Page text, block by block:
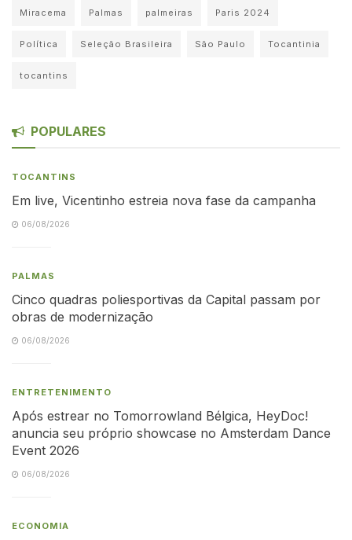
Miracema Palmas palmeiras Paris 2024
Política Seleção Brasileira São Paulo Tocantinia
tocantins
POPULARES
TOCANTINS
Em live, Vicentinho estreia nova fase da campanha
06/08/2026
PALMAS
Cinco quadras poliesportivas da Capital passam por
obras de modernização
06/08/2026
ENTRETENIMENTO
Após estrear no Tomorrowland Bélgica, HeyDoc!
anuncia seu próprio showcase no Amsterdam Dance
Event 2026
06/08/2026
ECONOMIA